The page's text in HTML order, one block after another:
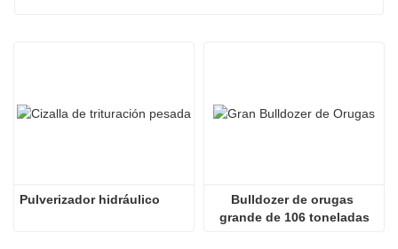
Pulverizador hidráulico
Bulldozer de orugas
grande de 106 toneladas